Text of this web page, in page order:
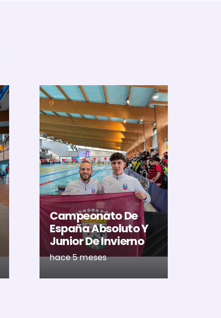
Campeonato De
España Absoluto Y
Junior De Invierno
hace 5 meses